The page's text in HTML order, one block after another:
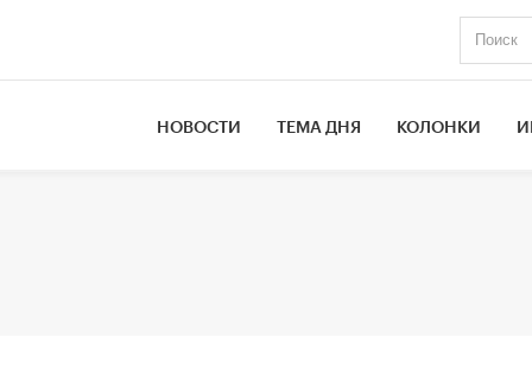
НОВОСТИ ТЕМА ДНЯ КОЛОНКИ